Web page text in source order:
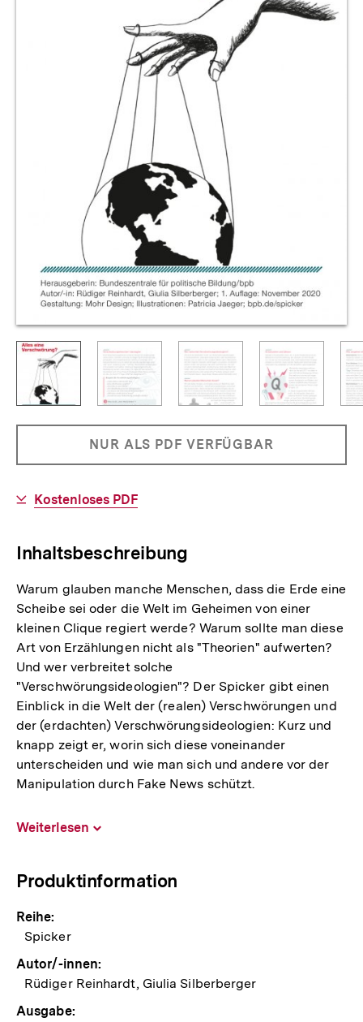
Vorschaubild
derzeit
angezeigtes
Vorschaubild
1:
eine
Verschwörung?
Zeige
Vorschaubild
2:
20
-
Seite
Zeige
Vorschaubild
3:
20
-
Seite
Zeige
4:
20
Seite
InformationenPRODUKT
NICHT
NUR ALS PDF VERFÜGBAR
Download-
Kostenloses PDF
Inhaltsbeschreibung
Warum glauben manche Menschen, dass die Erde eine
Scheibe sei oder die Welt im Geheimen von einer
kleinen Clique regiert werde? Warum sollte man diese
Art von Erzählungen nicht als "Theorien" aufwerten?
Und wer verbreitet solche
"Verschwörungsideologien"? Der Spicker gibt einen
Einblick in die Welt der (realen) Verschwörungen und
der (erdachten) Verschwörungsideologien: Kurz und
knapp zeigt er, worin sich diese voneinander
unterscheiden und wie man sich und andere vor der
Manipulation durch Fake News schützt.
Weiterlesen
Produktinformation
Reihe:
Spicker
Autor/-innen:
Rüdiger Reinhardt, Giulia Silberberger
Ausgabe: